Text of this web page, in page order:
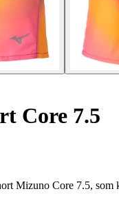
Core 7.5
Mizuno Core 7.5,